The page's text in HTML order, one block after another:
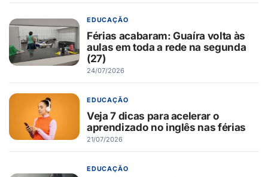
EDUCAÇÃO
Férias acabaram: Guaíra volta às
aulas em toda a rede na segunda
(27)
24/07/2026
EDUCAÇÃO
Veja 7 dicas para acelerar o
aprendizado no inglês nas férias
21/07/2026
EDUCAÇÃO